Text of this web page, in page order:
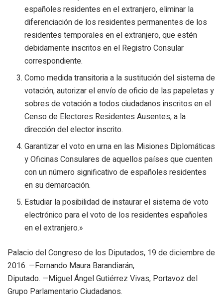
españoles residentes en el extranjero, eliminar la
diferenciación de los residentes permanentes de los
residentes temporales en el extranjero, que estén
debidamente inscritos en el Registro Consular
correspondiente.
Como medida transitoria a la sustitución del sistema de
votación, autorizar el envío de oficio de las papeletas y
sobres de votación a todos ciudadanos inscritos en el
Censo de Electores Residentes Ausentes, a la
dirección del elector inscrito.
Garantizar el voto en urna en las Misiones Diplomáticas
y Oficinas Consulares de aquellos países que cuenten
con un número significativo de españoles residentes
en su demarcación.
Estudiar la posibilidad de instaurar el sistema de voto
electrónico para el voto de los residentes españoles
en el extranjero.»
Palacio del Congreso de los Diputados, 19 de diciembre de
2016. —Fernando Maura Barandiarán,
Diputado. —Miguel Ángel Gutiérrez Vivas, Portavoz del
Grupo Parlamentario Ciudadanos.